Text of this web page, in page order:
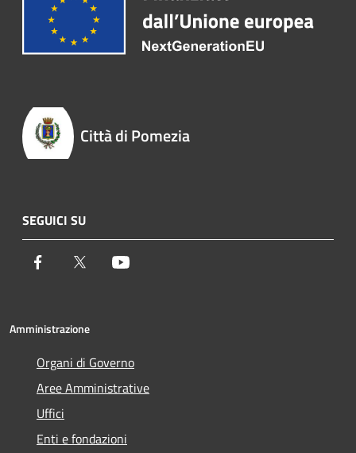
Città di Pomezia
SEGUICI SU
Facebook Twitter
Amministrazione
Organi di Governo
Aree Amministrative
Uffici
Enti e fondazioni